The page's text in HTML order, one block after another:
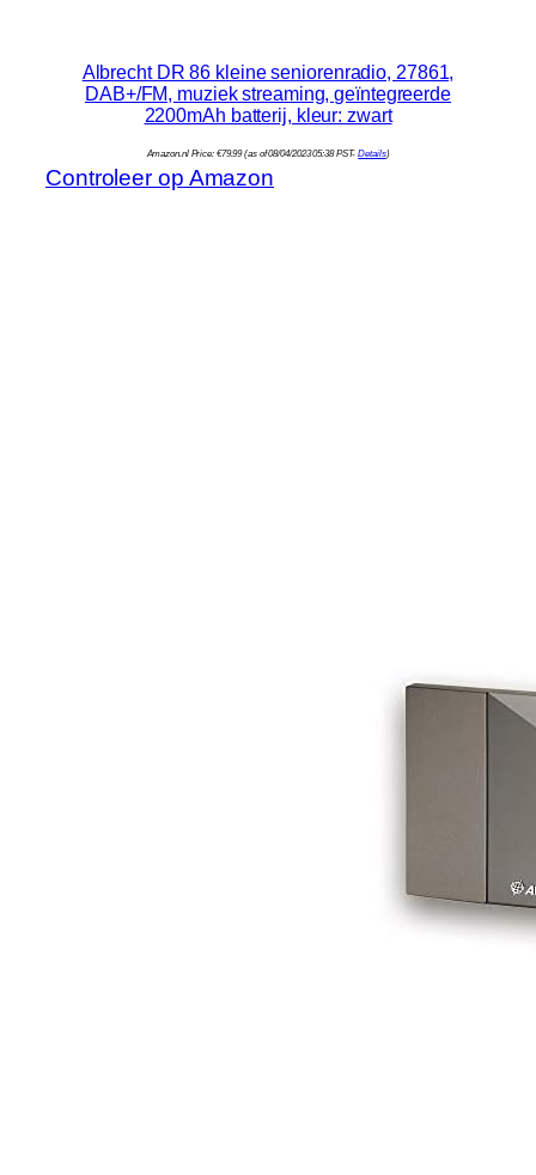
Albrecht DR 86 kleine seniorenradio, 27861,
DAB+/FM, muziek streaming, geïntegreerde
2200mAh batterij, kleur: zwart
Amazon.nl Price: €79.99(as of 08/04/2023 05:38 PST-Details)
Controleer op Amazon